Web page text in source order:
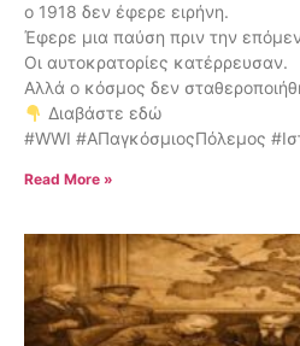
ο 1918 δεν έφερε ειρήνη.
Έφερε μια παύση πριν την
Οι αυτοκρατορίες κατέρρευσαν.
Αλλά ο κόσμος δεν
Διαβάστε εδώ
#WWI #ΑΠαγκόσμιοςΠόλεμος
Read More »